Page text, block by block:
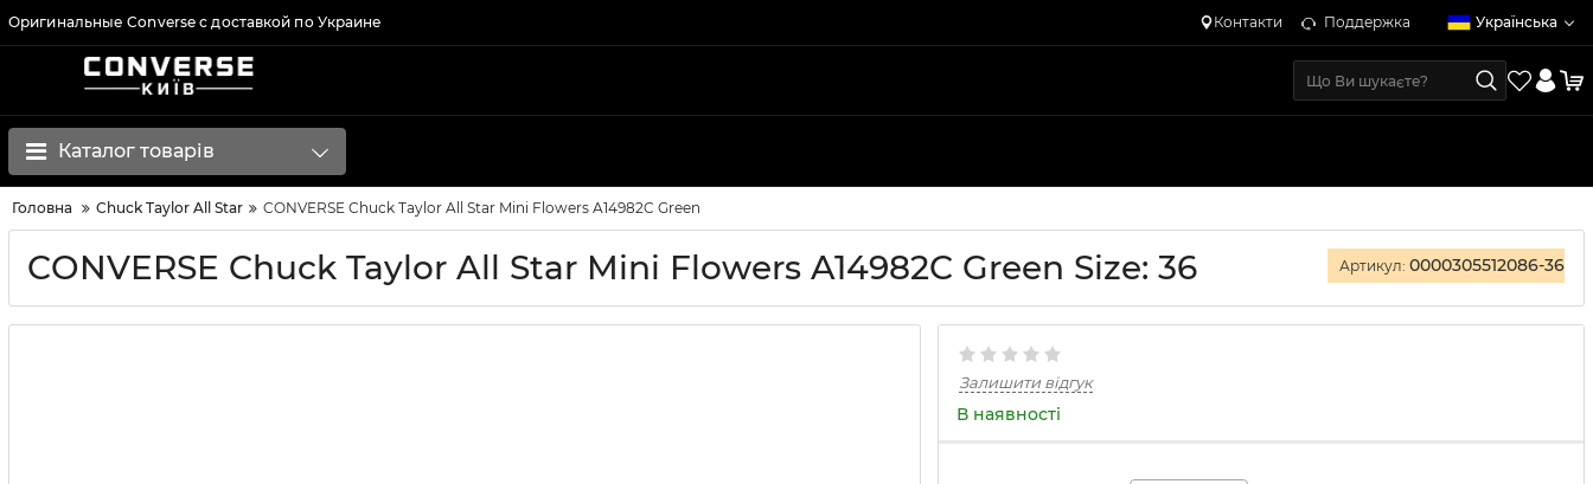
Оригинальные Converse с доставкой по Украине Контакти Поддержка Українська
Каталог товарів
Головна Chuck Taylor All Star CONVERSE Chuck Taylor All Star Mini Flowers A14982C Green
CONVERSE Chuck Taylor All Star Mini Flowers A14982C Green Size: 36 Артикул: 0000305512086-36
Залишити відгук
В наявності